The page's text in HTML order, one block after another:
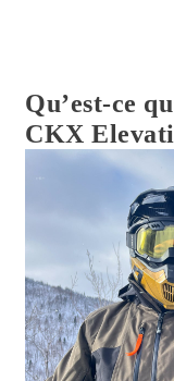
Qu’est-ce
CKX